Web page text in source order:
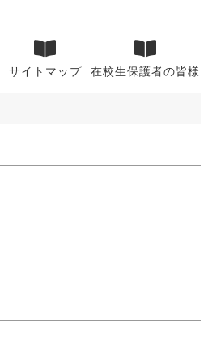
サイトマップ 在校生保護者の皆様